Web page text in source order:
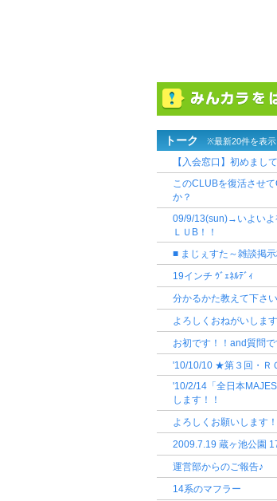
トーク ※最新20件を表示
【入会窓口】初めまし
このCLUBを復活させ
か？
09/9/13(sun)→いよいよ
ＬＵB！！
■ まじぇすた～雑談掲
19インチ ｳﾞｪﾈﾙﾃﾞｨ
分かるかた教えて下さ
よろしくおねがいします
お初です！！and質問
'10/10/10 ★第３回・Ｒ
'10/2/14「全日本
します！！
よろしくお願いします！
2009.7.19 蔵ヶ池公園
運営部からのご報告♪
14系のマフラー